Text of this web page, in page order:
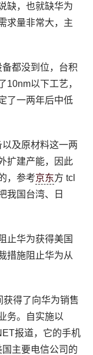
缺，也就缺华为
求量非常大，主
都没到位，台积
10nm以下工艺，
了一两年后中低
及原材料这一两
扩建产能，因此
，参考京东方 tcl
我国台湾、日
止华为获得美国
措施阻止华为从
得了向华为销售
务。自实施以
报道，它的手机
主要电信公司的